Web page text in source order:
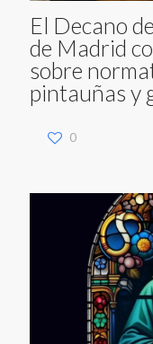
El Decano
de Madrid
sobre
pintauñas y
0